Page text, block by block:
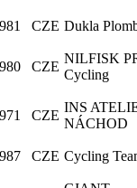
CZE Dukla
CZE
NILFISK
Cycling
CZE
INS
NÁCHOD
CZE Cycling